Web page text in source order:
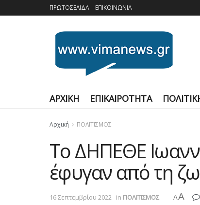
ΠΡΩΤΟΣΕΛΙΔΑ ΕΠΙΚΟΙΝΩΝΙΑ
ΑΡΧΙΚΗ ΕΠΙΚΑΙΡΟΤΗΤΑ
Αρχική ΠΟΛΙΤΙΣΜΟΣ
Το ΔΗΠΕΘΕ
έφυγαν από τη
16 Σεπτεμβρίου 2022 in ΠΟΛΙΤΙΣΜΟΣ AA